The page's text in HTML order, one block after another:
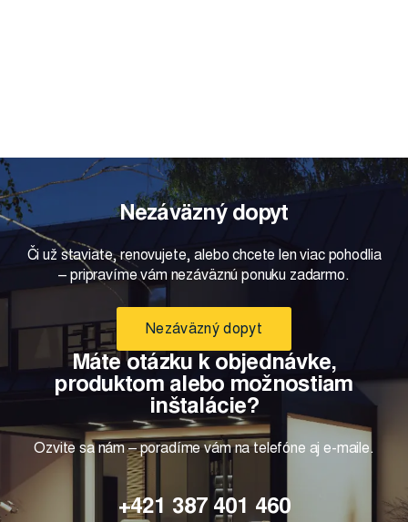
Nezáväzný dopyt
Či už staviate, renovujete, alebo chcete len viac pohodlia
– pripravíme vám nezáväznú ponuku zadarmo.
Nezáväzný dopyt
Máte otázku k objednávke,
produktom alebo možnostiam
inštalácie?
Ozvite sa nám – poradíme vám na telefóne aj e-maile.
+421 387 401 460